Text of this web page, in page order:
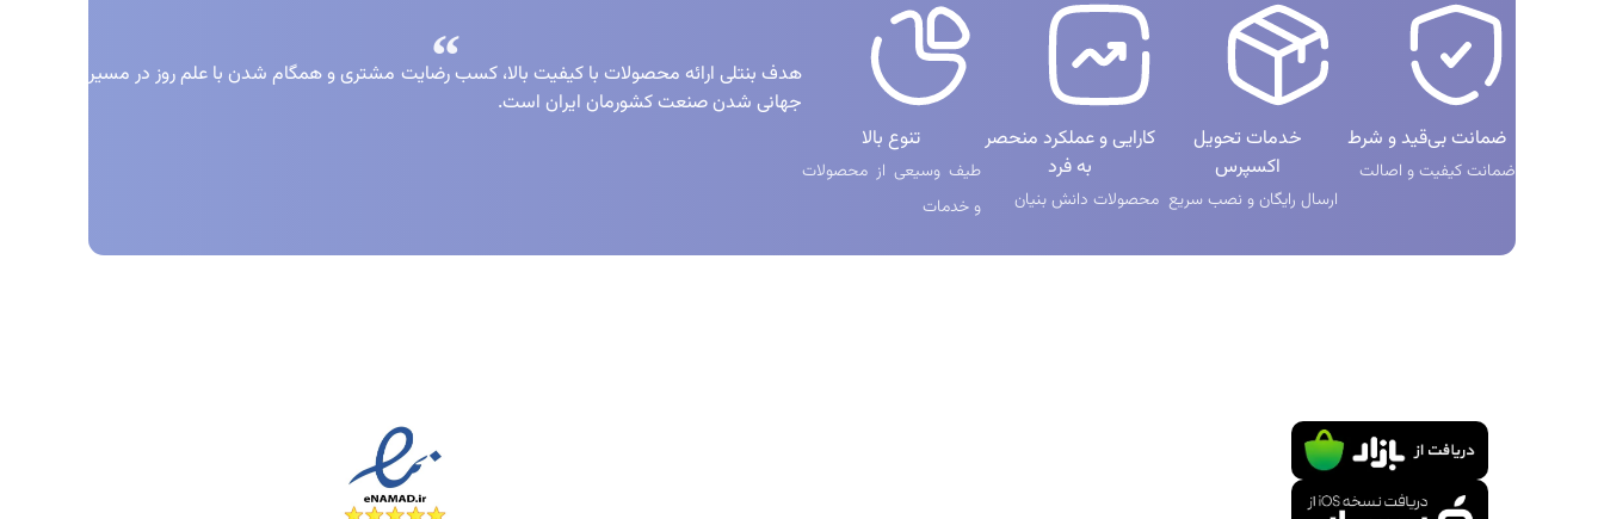
ضمانت بی‌قید و شرط
ضمانت کیفیت و اصالت
خدمات تحویل
اکسپرس
ارسال رایگان و نصب سریع
کارایی و عملکرد منحصر
به فرد
محصولات دانش بنیان
تنوع بالا
طیف وسیعی از محصولات
و خدمات
هدف بنتلی ارائه محصولات با کیفیت بالا، کسب رضایت مشتری و همگام شدن با علم روز در مسیر
جهانی شدن صنعت کشورمان ایران است.